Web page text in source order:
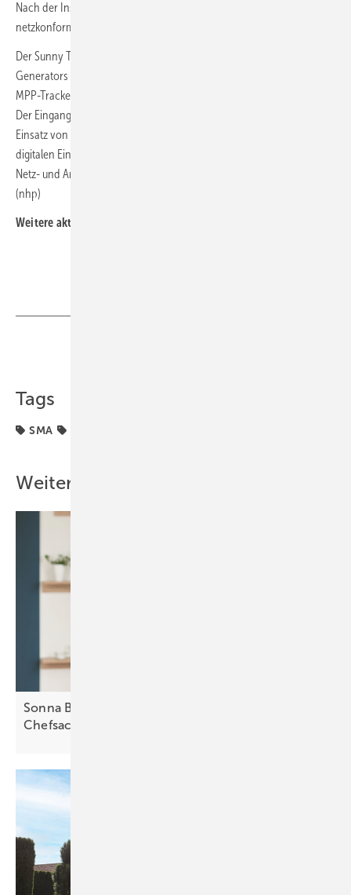
Nach der Installation übernimmt der Wechselrichter die
netzkonforme Leistungsregelung des gesamten Systems.
Der Sunny Tripower X ermöglicht eine Überdimensionierung des
Generators um bis zu 150 Prozent und bietet mit drei unabhängigen
MPP-Tracker und sechs String-Eingängen maximale Design-Flexibilität.
Der Eingangsstrom von bis zu 24 Ampere pro MPPT erlaubt den
Einsatz von immer leistungsfähigeren Solarmodulen. Dank der
digitalen Eingänge des Wechselrichters lässt sich ein vereinfachter
Netz- und Anlagen-Schutz ohne zusätzliche Komponenten realisieren.
(nhp)
Weitere aktuelle News:
Tags
SMA
Weitere Inhalte
Sonna Barry von Secida: „Cybersicherheit muss
Chefsache